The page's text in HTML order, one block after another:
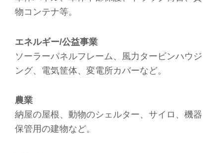
物コンテナ等。
エネルギー/公益事業
ソーラーパネルフレーム、風力タービンハウジ
ング、電気筐体、変電所カバーなど。
農業
納屋の屋根、動物のシェルター、サイロ、機器
保管用の建物など。